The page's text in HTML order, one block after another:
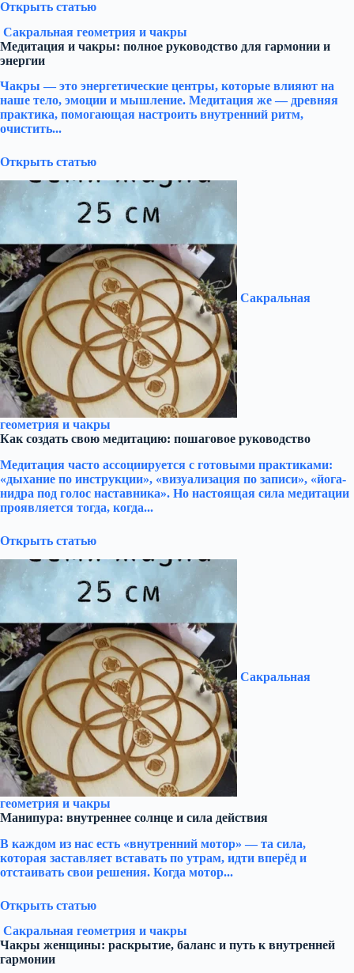
Открыть статью
Сакральная геометрия и чакры
Медитация и чакры: полное руководство для гармонии и
энергии
Чакры — это энергетические центры, которые влияют на
наше тело, эмоции и мышление. Медитация же — древняя
практика, помогающая настроить внутренний ритм,
очистить...
Открыть статью
Сакральная
геометрия и чакры
Как создать свою медитацию: пошаговое руководство
Медитация часто ассоциируется с готовыми практиками:
«дыхание по инструкции», «визуализация по записи», «йога-
нидра под голос наставника». Но настоящая сила медитации
проявляется тогда, когда...
Открыть статью
Сакральная
геометрия и чакры
Манипура: внутреннее солнце и сила действия
В каждом из нас есть «внутренний мотор» — та сила,
которая заставляет вставать по утрам, идти вперёд и
отстаивать свои решения. Когда мотор...
Открыть статью
Сакральная геометрия и чакры
Чакры женщины: раскрытие, баланс и путь к внутренней
гармонии